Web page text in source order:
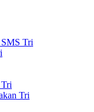
Tri
Tri
Tri